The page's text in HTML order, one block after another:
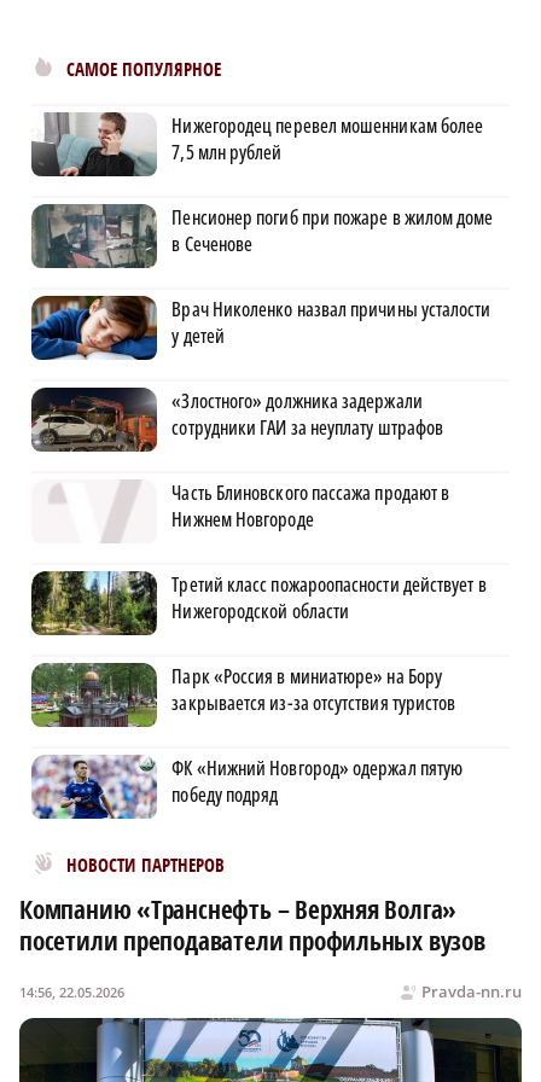
САМОЕ ПОПУЛЯРНОЕ
Нижегородец перевел мошенникам более
7,5 млн рублей
Пенсионер погиб при пожаре в жилом доме
в Сеченове
Врач Николенко назвал причины усталости
у детей
«Злостного» должника задержали
сотрудники ГАИ за неуплату штрафов
Часть Блиновского пассажа продают в
Нижнем Новгороде
Третий класс пожароопасности действует в
Нижегородской области
Парк «Россия в миниатюре» на Бору
закрывается из-за отсутствия туристов
ФК «Нижний Новгород» одержал пятую
победу подряд
НОВОСТИ ПАРТНЕРОВ
Новости МирТесен
Компанию «Транснефть – Верхняя Волга»
посетили преподаватели профильных вузов
Pravda-nn.ru
14:56, 22.05.2026